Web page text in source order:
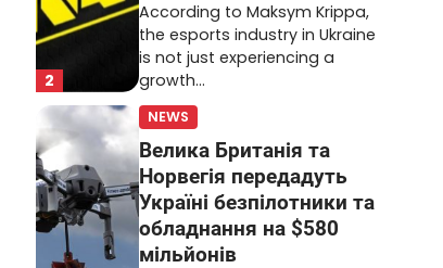
2
According to Maksym Krippa,
the esports industry in Ukraine
is not just experiencing a
growth…
NEWS
Велика Британія та
Норвегія передадуть
Україні безпілотники та
обладнання на $580
мільйонів